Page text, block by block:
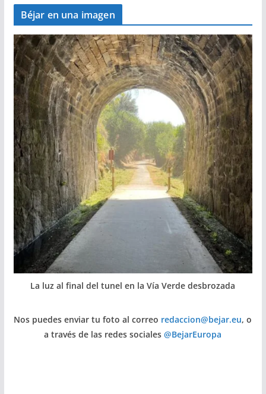
Béjar en una imagen
La luz al final del tunel en la Vía Verde desbrozada
Nos puedes enviar tu foto al correo redaccion@bejar.eu, o
a través de las redes sociales@BejarEuropa